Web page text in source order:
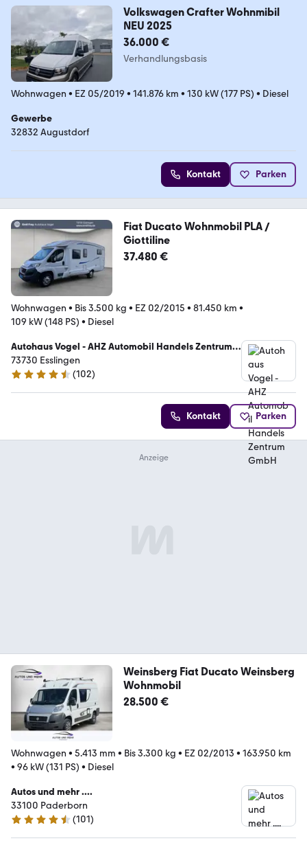
Volkswagen Crafter Wohnmibil
NEU 2025
36.000 €
Verhandlungsbasis
Wohnwagen • EZ 05/2019 • 141.876 km • 130 kW (177 PS) • Diesel
Gewerbe
32832 Augustdorf
Kontakt Parken
Fiat Ducato Wohnmobil PLA /
Giottiline
37.480 €
Wohnwagen • Bis 3.500 kg • EZ 02/2015 • 81.450 km •
109 kW (148 PS) • Diesel
Autohaus Vogel - AHZ Automobil Handels Zentrum
GmbH
73730 Esslingen
4.4 Sterne
(102)
Kontakt Parken
Weinsberg Fiat Ducato Weinsberg
Wohnmobil
28.500 €
Wohnwagen • 5.413 mm • Bis 3.300 kg • EZ 02/2013 • 163.950 km
• 96 kW (131 PS) • Diesel
Autos und mehr ....
33100 Paderborn
4.6 Sterne
(101)